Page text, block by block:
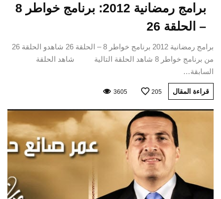
برامج رمضانية 2012: برنامج خواطر 8
– الحلقة 26
برامج رمضانية 2012 برنامج خواطر 8 – الحلقة 26 شاهدو الحلقة 26
من برنامج خواطر 8 شاهد الحلقة التالية شاهد الحلقة
السابقة…
قراءة المقال 205
3605